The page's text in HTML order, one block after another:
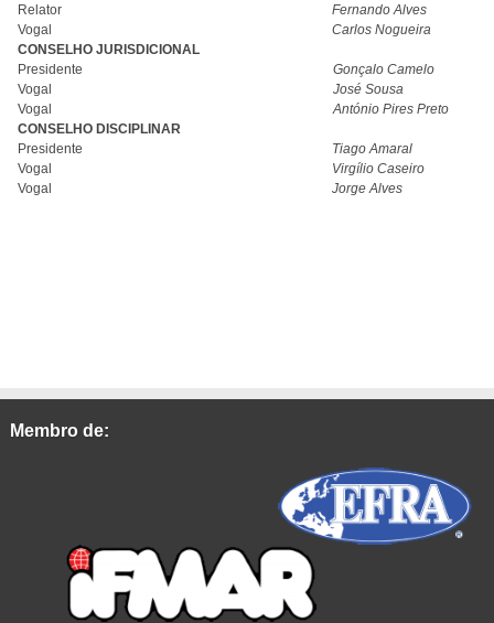
Relator
Fernando Alves
Vogal
Carlos Nogueira
CONSELHO JURISDICIONAL
Presidente
Gonçalo Camelo
Vogal
José Sousa
Vogal
António Pires Preto
CONSELHO DISCIPLINAR
Presidente
Tiago Amaral
Vogal
Virgílio Caseiro
Vogal
Jorge Alves
Membro de: